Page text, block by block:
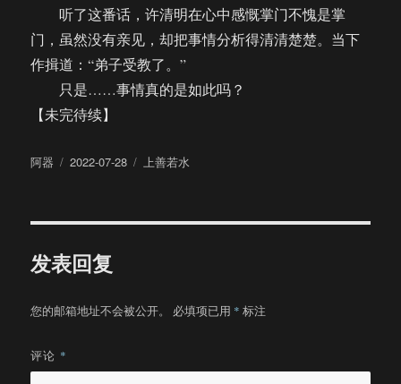
听了这番话，许清明在心中感慨掌门不愧是掌
门，虽然没有亲见，却把事情分析得清清楚楚。当下
作揖道：“弟子受教了。”
只是……事情真的是如此吗？
【未完待续】
作
阿器
发
2022-07-28
分
上善若水
发表回复
您的邮箱地址不会被公开。 必填项已用 * 标注
评论 *